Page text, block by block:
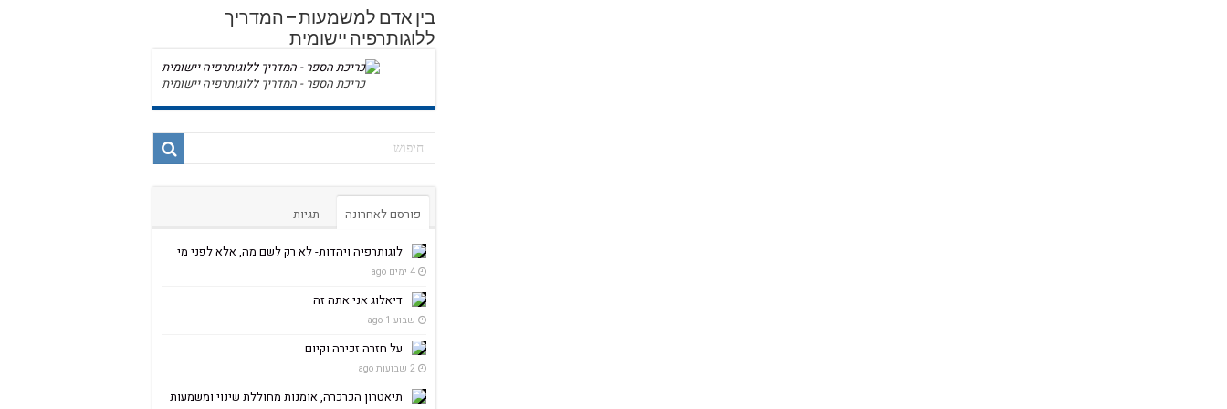
בין אדם למשמעות – המדריך
ללוגותרפיה יישומית
כריכת הספר - המדריך ללוגותרפיה יישומית
פורסם לאחרונה תגיות
לוגותרפיה ויהדות- לא רק לשם מה, אלא לפני מי
4 ימים ago
דיאלוג אני אתה זה
שבוע 1 ago
על חזרה זכירה וקיום
2 שבועות ago
תיאטרון הכרכרה, אומנות מחוללת שינוי ומשמעות